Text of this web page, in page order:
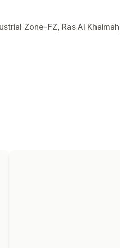
Zone-FZ, Ras Al